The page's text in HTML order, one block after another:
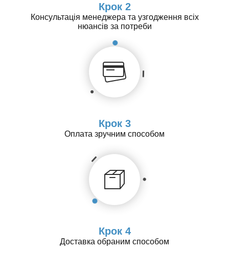
Крок 2
Консультація менеджера та узгодження всіх
нюансів за потреби
Крок 3
Оплата зручним способом
Крок 4
Доставка обраним способом